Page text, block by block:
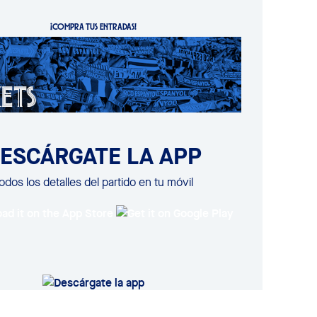
¡COMPRA TUS ENTRADAS!
LA APP
los detalles del partido en tu móvil